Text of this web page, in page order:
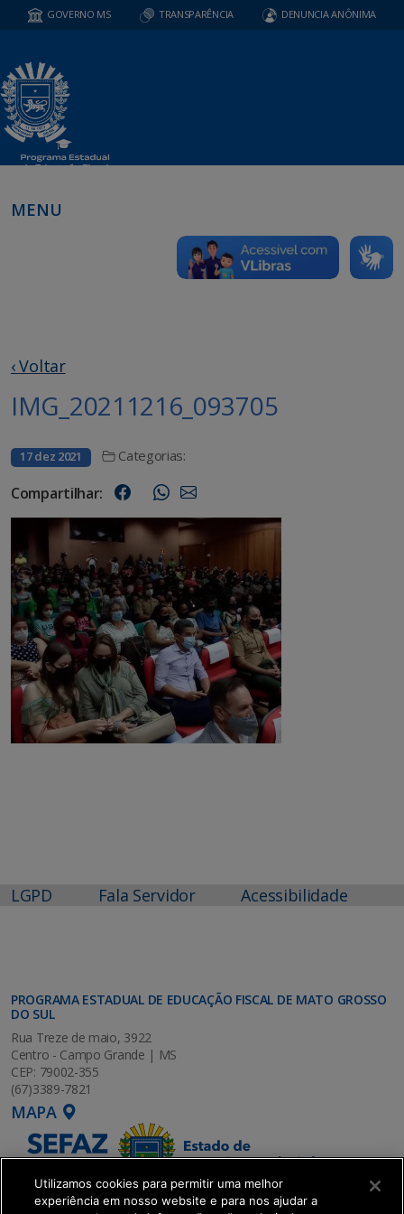
GOVERNO MS TRANSPARÊNCIA DENUNCIA ANÔNIMA
MENU
‹ Voltar
IMG_20211216_093705
17 dez 2021 Categorias:
Compartilhar:
LGPD Fala Servidor Acessibilidade
PROGRAMA ESTADUAL DE EDUCAÇÃO FISCAL DE MATO GROSSO
DO SUL
Rua Treze de maio, 3922
Centro - Campo Grande | MS
CEP: 79002-355
(67)3389-7821
MAPA
Utilizamos cookies para permitir uma melhor
experiência em nosso website e para nos ajudar a